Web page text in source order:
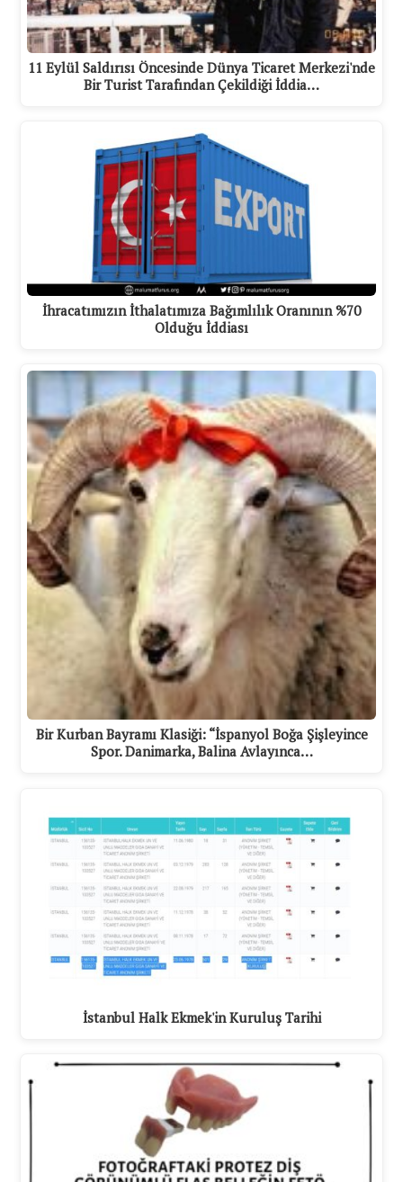
11 Eylül Saldırısı Öncesinde Dünya Ticaret Merkezi'nde
Bir Turist Tarafından Çekildiği İddia…
İhracatımızın İthalatımıza Bağımlılık Oranının %70
Olduğu İddiası
Bir Kurban Bayramı Klasiği: “İspanyol Boğa Şişleyince
Spor. Danimarka, Balina Avlayınca…
İstanbul Halk Ekmek'in Kuruluş Tarihi